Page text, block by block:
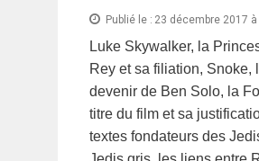
Publié le : 23 décembre 2017 à
Luke Skywalker, la
Rey et sa filiation, Snoke,
devenir de Ben Solo, la
titre du film et sa
textes fondateurs des